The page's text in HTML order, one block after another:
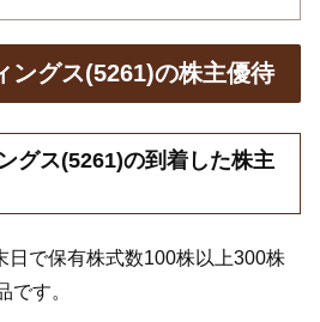
ングス(5261)の株主優待
グス(5261)の到着した株主
日で保有株式数100株以上300株
です。